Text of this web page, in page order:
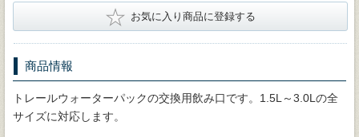
★ お気に入り商品に登録する
商品情報
トレールウォーターパックの交換用飲み口です。1.5L～3.0Lの全
サイズに対応します。